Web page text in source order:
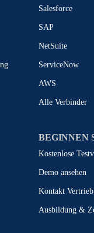
Salesforce
SAP
NetSuite
ServiceNow
AWS
Alle Verbinder
BEGINNEN
Kostenlose
Demo ansehen
Kontakt Vertrieb
Ausbildung &